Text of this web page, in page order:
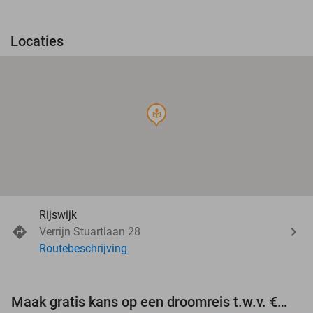
Locaties
course
Rijswijk
Verrijn Stuartlaan 28
Routebeschrijving
Maak gratis kans op een droomreis t.w.v. €3.000!